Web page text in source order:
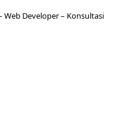
Web Developer– Konsultasi